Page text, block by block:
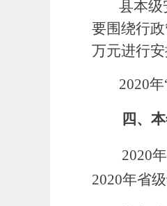
县本级
要围绕行政
万元进行
2020年
四、
2020年
2020年省